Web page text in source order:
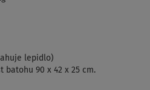
lepidlo)
batohu 90 x 42 x 25 cm.